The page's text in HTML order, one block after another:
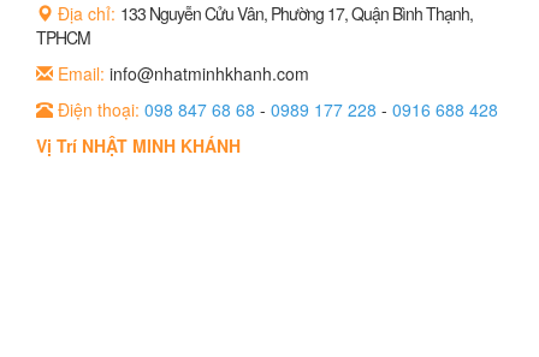
Địa chỉ: 133 Nguyễn Cửu Vân, Phường 17, Quận Bình Thạnh,
TPHCM
Email: info@nhatminhkhanh.com
Điện thoại: 098 847 68 68 - 0989 177 228 - 0916 688 428
Vị Trí NHẬT MINH KHÁNH